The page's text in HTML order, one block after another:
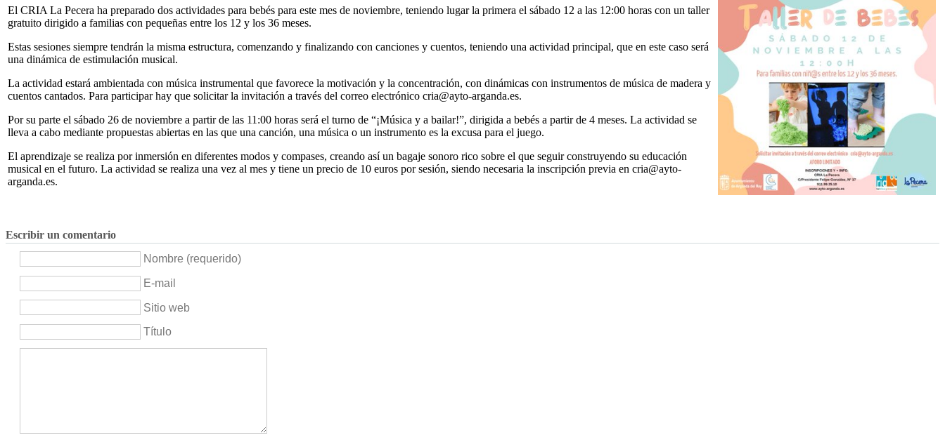
El CRIA La Pecera ha preparado dos actividades para bebés para este mes de noviembre, teniendo lugar la primera el sábado 12 a las 12:00 horas con un taller
gratuito dirigido a familias con pequeñas entre los 12 y los 36 meses.
Estas sesiones siempre tendrán la misma estructura, comenzando y finalizando con canciones y cuentos, teniendo una actividad principal, que en este caso será
una dinámica de estimulación musical.
La actividad estará ambientada con música instrumental que favorece la motivación y la concentración, con dinámicas con instrumentos de música de madera y
cuentos cantados. Para participar hay que solicitar la invitación a través del correo electrónico cria@ayto-arganda.es.
Por su parte el sábado 26 de noviembre a partir de las 11:00 horas será el turno de “¡Música y a bailar!”, dirigida a bebés a partir de 4 meses. La actividad se
lleva a cabo mediante propuestas abiertas en las que una canción, una música o un instrumento es la excusa para el juego.
El aprendizaje se realiza por inmersión en diferentes modos y compases, creando así un bagaje sonoro rico sobre el que seguir construyendo su educación
musical en el futuro. La actividad se realiza una vez al mes y tiene un precio de 10 euros por sesión, siendo necesaria la inscripción previa en cria@ayto-
arganda.es.
Escribir un comentario
Nombre (requerido)
E-mail
Sitio web
Título